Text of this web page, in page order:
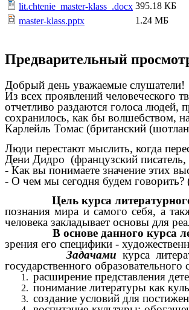
lit.chtenie_master-klass_.docx 395.18 КБ
master-klass.pptx
1.24 МБ
Предварительный
Добрый день уважаемые слушатели!
Из всех проявлений человеческого
отчетливо раздаются голоса людей,
сохранилось, как бы волшебством,
Карлейль Томас (британский
Люди перестают мыслить, когда
Дени Дидро (французский писатель,
- Как вы понимаете значение этих
- О чем мы сегодня будем говорить?
Цель курса
познания мира и самого себя, а
человека закладывает основы для
В основе данного курса
зрения его специфики -
Задачамикурса
государственного
расширение представления
понимание литературы как
создание условий для